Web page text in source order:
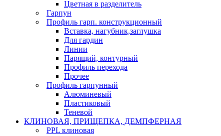
Цветная в разделитель
Гарпун
Профиль гарп. конструкционный
Вставка, нагубник,заглушка
Для гардин
Линии
Парящий, контурный
Профиль перехода
Прочее
Профиль гарпунный
Алюминевый
Пластиковый
Теневой
КЛИНОВАЯ, ПРИЩЕПКА, ДЕМПФЕРНАЯ
PPL клиновая